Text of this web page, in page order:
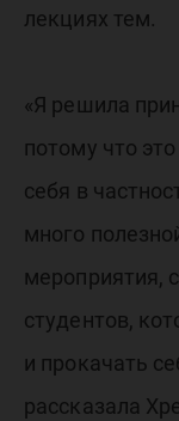
лекциях тем.
«Я решила
потому что
себя в
много
мероприятия,
студентов,
и прокачать
рассказала